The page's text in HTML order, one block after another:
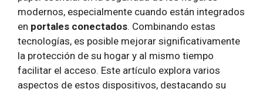
modernos, especialmente cuando están integrados
en portales conectados. Combinando estas
tecnologías, es posible mejorar significativamente
la protección de su hogar y al mismo tiempo
facilitar el acceso. Este artículo explora varios
aspectos de estos dispositivos, destacando su